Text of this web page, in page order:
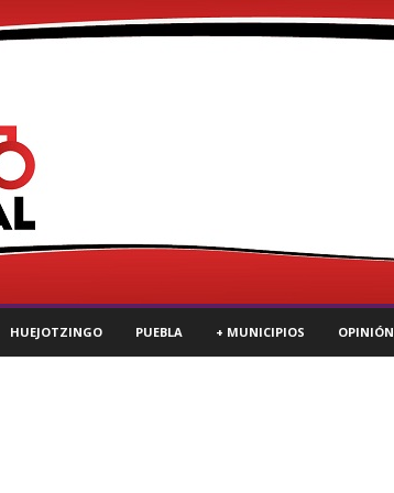
HUEJOTZINGO PUEBLA + MUNICIPIOS OPINIÓN